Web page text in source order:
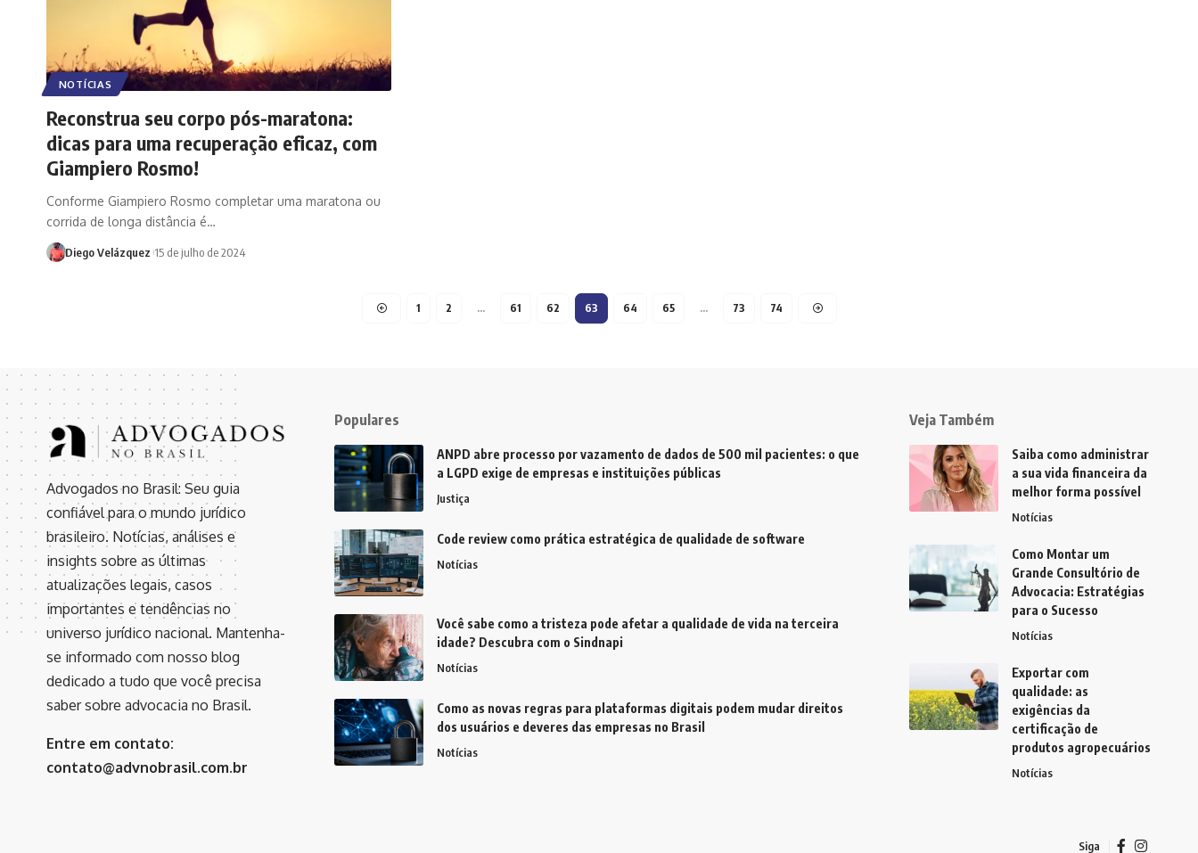
NOTÍCIAS
Reconstrua seu corpo pós-maratona:
dicas para uma recuperação eficaz, com
Giampiero Rosmo!
Conforme Giampiero Rosmo completar uma maratona ou
corrida de longa distância é…
Diego Velázquez 15 de julho de 2024
1 2 … 61 62 63 64 65 … 73 74
Advogados no Brasil: Seu guia
confiável para o mundo jurídico
brasileiro. Notícias, análises e
insights sobre as últimas
atualizações legais, casos
importantes e tendências no
universo jurídico nacional. Mantenha-
se informado com nosso blog
dedicado a tudo que você precisa
saber sobre advocacia no Brasil.
Entre em contato:
contato@advnobrasil.com.br
Populares
ANPD abre processo por vazamento de dados de 500 mil pacientes: o que
a LGPD exige de empresas e instituições públicas
Justiça
Code review como prática estratégica de qualidade de software
Notícias
Você sabe como a tristeza pode afetar a qualidade de vida na terceira
idade? Descubra com o Sindnapi
Notícias
Como as novas regras para plataformas digitais podem mudar direitos
dos usuários e deveres das empresas no Brasil
Notícias
Veja Também
Saiba como administrar
a sua vida financeira da
melhor forma possível
Notícias
Como Montar um
Grande Consultório de
Advocacia: Estratégias
para o Sucesso
Notícias
Exportar com
qualidade: as
exigências da
certificação de
produtos agropecuários
Notícias
Siga